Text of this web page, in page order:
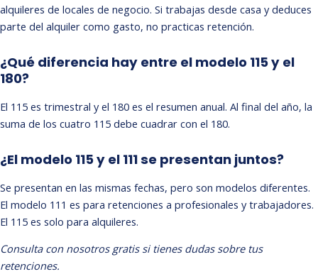
alquileres de locales de negocio. Si trabajas desde casa y deduces
parte del alquiler como gasto, no practicas retención.
¿Qué diferencia hay entre el modelo 115 y el
180?
El 115 es trimestral y el 180 es el resumen anual. Al final del año, la
suma de los cuatro 115 debe cuadrar con el 180.
¿El modelo 115 y el 111 se presentan juntos?
Se presentan en las mismas fechas, pero son modelos diferentes.
El modelo 111 es para retenciones a profesionales y trabajadores.
El 115 es solo para alquileres.
Consulta con nosotros gratissi tienes dudas sobre tus
retenciones.